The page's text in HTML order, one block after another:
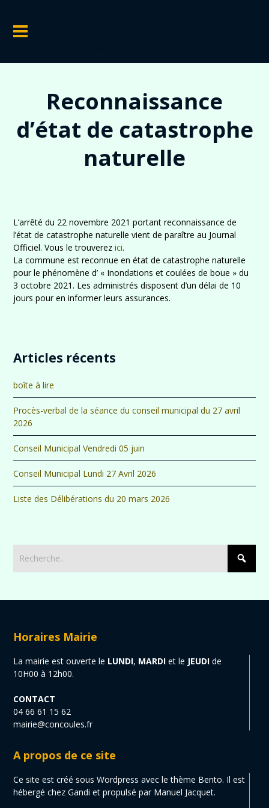
Reconnaissance
d’état de catastrophe
naturelle
L’arrêté du 22 novembre 2021 portant reconnaissance de
l’état de catastrophe naturelle vient de paraître au Journal
Officiel. Vous le trouverezici.
La commune est reconnue en état de catastrophe naturelle
pour le phénomène d’ « Inondations et coulées de boue » du
3 octobre 2021. Les administrés disposent d’un délai de 10
jours pour en informer leurs assurances.
Articles récents
boîte à lire
Procès-verbal de la séance du conseil municipal du 27 avril
2026
Conseil Municipal Vendredi 05 juin
Conseil Municipal Lundi 27 Avril 2026
Liste des Délibérations du 20 mars 2026
Horaires Mairie
La mairie est ouverte le LUNDI, MARDI et le JEUDI de
10H00 à 12h00.
CONTACT
04 66 61 15 62
mairie@concoules.fr
A propos de ce site
Ce site est créé sous Wordpress avec le thème Bento. Il est
hébergé chez Gandi et propulsé par Manuel Jacquet.